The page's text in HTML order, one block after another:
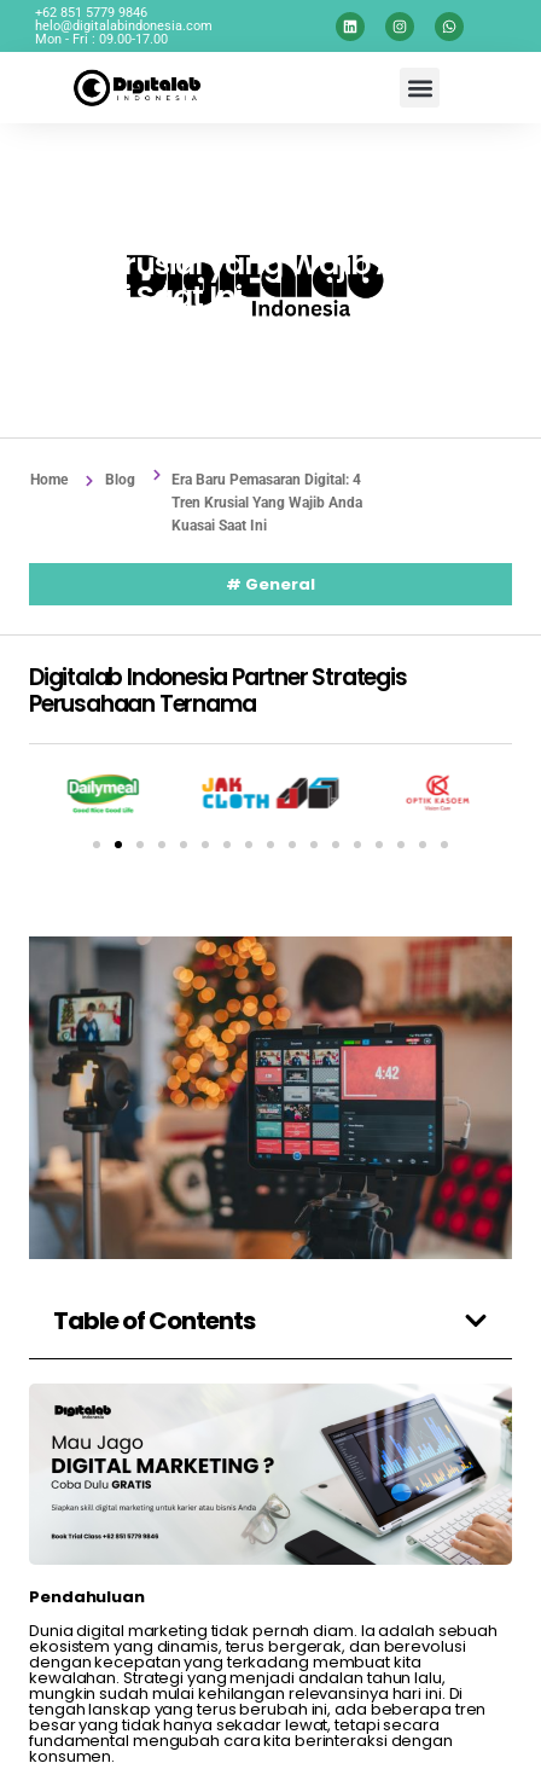
+62 851 5779 9846
helo@digitalabindonesia.com
Mon - Fri : 09.00-17.00
Tren Krusial yang Wajib Anda
Kuasai Saat Ini
Home Blog
Era Baru Pemasaran Digital: 4
Tren Krusial Yang Wajib Anda
Kuasai Saat Ini
# General
Digitalab Indonesia Partner Strategis
Perusahaan Ternama
Table of Contents
Pendahuluan
Dunia digital marketing tidak pernah diam. Ia adalah sebuah
ekosistem yang dinamis, terus bergerak, dan berevolusi
dengan kecepatan yang terkadang membuat kita
kewalahan. Strategi yang menjadi andalan tahun lalu,
mungkin sudah mulai kehilangan relevansinya hari ini. Di
tengah lanskap yang terus berubah ini, ada beberapa tren
besar yang tidak hanya sekadar lewat, tetapi secara
fundamental mengubah cara kita berinteraksi dengan
konsumen.